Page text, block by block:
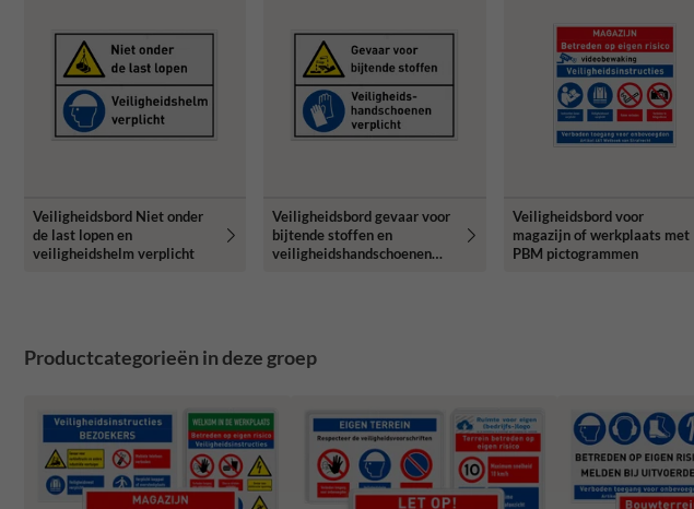
Veiligheidsbord Niet onder
de last lopen en
veiligheidshelm verplicht
Veiligheidsbord gevaar voor
bijtende stoffen en
veiligheidshandschoenen
Veiligheidsbord voor
magazijn of werkplaats met
PBM pictogrammen
Productcategorieën in deze groep